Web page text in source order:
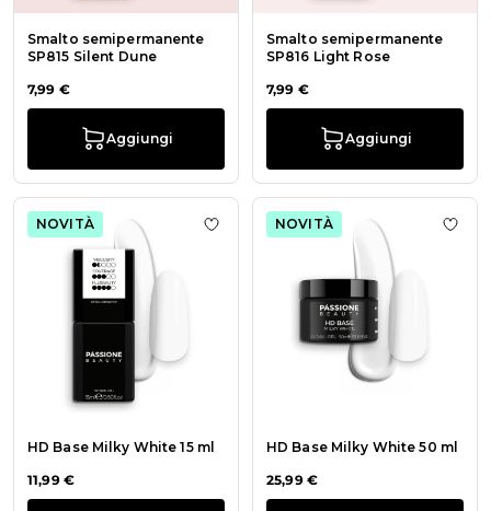
Smalto semipermanente
SP815 Silent Dune
7,99 €
Aggiungi
Smalto semipermanente
SP816 Light Rose
7,99 €
Aggiungi
NOVITÀ
HD Base Milky White 15 ml
11,99 €
Aggiungi alla wishlist HD Base
NOVITÀ
HD Base Milky White 50 ml
25,99 €